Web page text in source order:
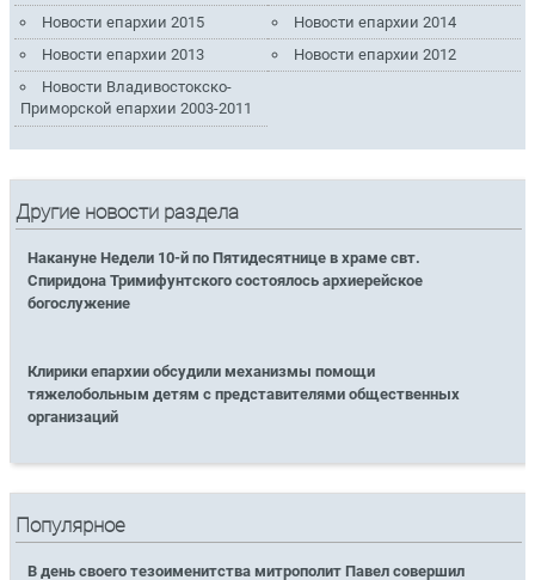
Новости епархии 2015
Новости епархии 2014
Новости епархии 2013
Новости епархии 2012
Новости Владивостокско-
Приморской епархии 2003-2011
Другие новости раздела
Накануне Недели 10-й по Пятидесятнице в храме свт.
Спиридона Тримифунтского состоялось архиерейское
богослужение
Клирики епархии обсудили механизмы помощи
тяжелобольным детям с представителями общественных
организаций
Популярное
В день своего тезоименитства митрополит Павел совершил